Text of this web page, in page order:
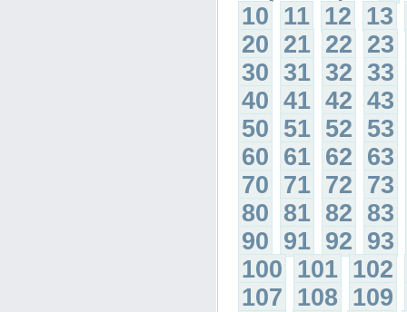
10 11 12 13
20 21 22 23
30 31 32 33
40 41 42 43
50 51 52 53
60 61 62 63
70 71 72 73
80 81 82 83
90 91 92 93
100 101 102
107 108 109